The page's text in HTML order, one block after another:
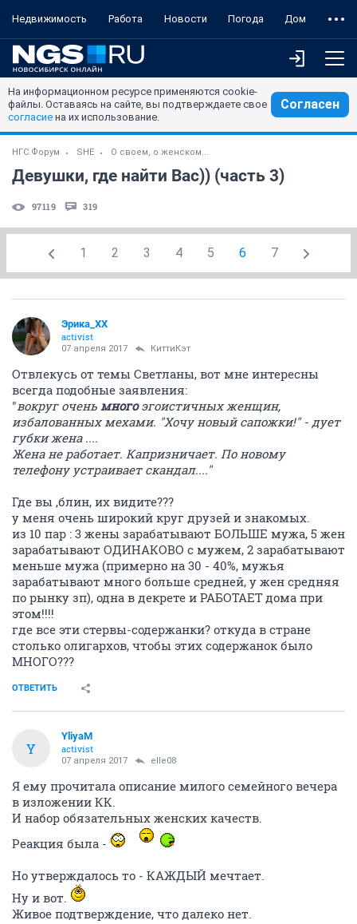
Недвижимость Работа Новости Погода Дом
На информационном ресурсе применяются cookie-
файлы. Оставаясь на сайте, вы подтверждаете свое
согласие на их использование.
Согласен
НГС.Форум SHE О своем, о женском...
Девушки, где найти Вас)) (часть 3)
97119 319
1 2 3 4 5 6 7
Эрика_ХХ
activist
07 апреля 2017 КиттиКэт
Отвлекусь от темы Светланы, вот мне интересны
всегда подобные заявления:
"вокруг очень многоэгоистичных женщин,
избалованных мехами. "Хочу новый сапожки!" - дует
губки жена ....
Жена не работает. Капризничает. По новому
телефону устраивает скандал...."
Где вы ,блин, их видите???
у меня очень широкий круг друзей и знакомых.
из 10 пар : 3 жены зарабатывают БОЛЬШЕ мужа, 5 жен
зарабатывают ОДИНАКОВО с мужем, 2 зарабатывают
меньше мужа (примерно на 30 - 40%, мужья
зарабатывают много больше средней, у жен средняя
по рынку зп), одна в декрете и РАБОТАЕТ дома при
этом!!!!
где все эти стервы-содержанки? откуда в стране
столько олигархов, чтобы этих содержанок было
МНОГО???
ОТВЕТИТЬ
Y
YliyaM
activist
07 апреля 2017 elle08
Я ему прочитала описание милого семейного вечера
в изложении КК.
И набор обязательных женских качеств.
Реакция была -
Но утверждалось то - КАЖДЫЙ мечтает.
Ну и вот.
Живое подтверждение, что далеко нет.